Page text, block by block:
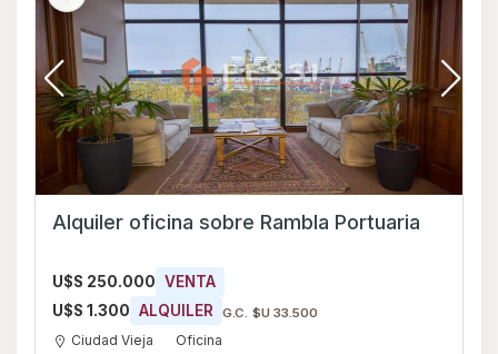
Alquiler oficina sobre Rambla Portuaria
U$S 250.000 VENTA
U$S 1.300 ALQUILER G.C. $U 33.500
Ciudad Vieja Oficina